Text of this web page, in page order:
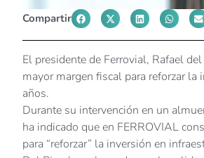
Compartir
El presidente de Ferrovial, Rafael
mayor margen fiscal para reforzar
años.
Durante su intervención en un
ha indicado que en FERROVIAL
para “reforzar” la inversión en